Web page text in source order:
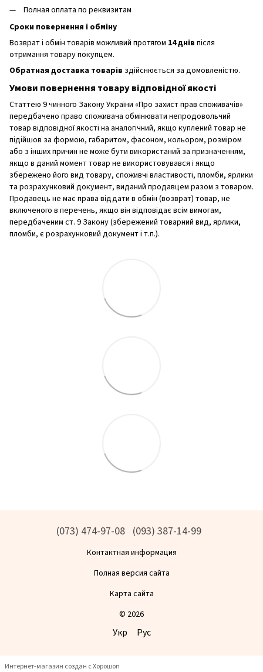
Полная оплата по реквизитам
Сроки повернення і обміну
Возврат і обмін товарів можливий протягом 14 днів після
отримання товару покупцем.
Обратная доставка товарів здійснюється за домовленістю.
Умови повернення товару відповідної якості
Статтею 9 чинного Закону України «Про захист прав споживачів»
передбачено право споживача обмінювати непродовольчий
товар відповідної якості на аналогічний, якщо куплений товар не
підійшов за формою, габаритом, фасоном, кольором, розміром
або з інших причин не може бути використаний за призначенням,
якщо в даний момент товар не використовувався і якщо
збережено його вид товару, споживчі властивості, пломби, ярлики
та розрахунковий документ, виданий продавцем разом з товаром.
Продавець не має права віддати в обмін (возврат) товар, не
включеного в перечень, якщо він відповідає всім вимогам,
передбаченим ст. 9 Закону (збережений товарний вид, ярлики,
пломби, є розрахунковий документ і т.п.).
(073) 474-97-08 (093) 387-14-99
Контактная информация
Полная версия сайта
Карта сайта
© 2026
Укр Рус
Интернет-магазин создан с Хорошоп